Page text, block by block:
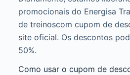
promocionais do Energisa
de treinoscom cupom de
site oficial. Os descontos
50%.
Como usar o cupom de